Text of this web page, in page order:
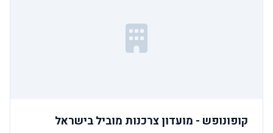
קופונופש - מועדון צרכנות מוביל בישראל